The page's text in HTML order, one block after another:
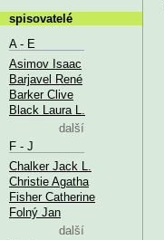
spisovatelé
A - E
Asimov Isaac
Barjavel René
Barker Clive
Black Laura L.
další
F - J
Chalker Jack L.
Christie Agatha
Fisher Catherine
Folný Jan
další